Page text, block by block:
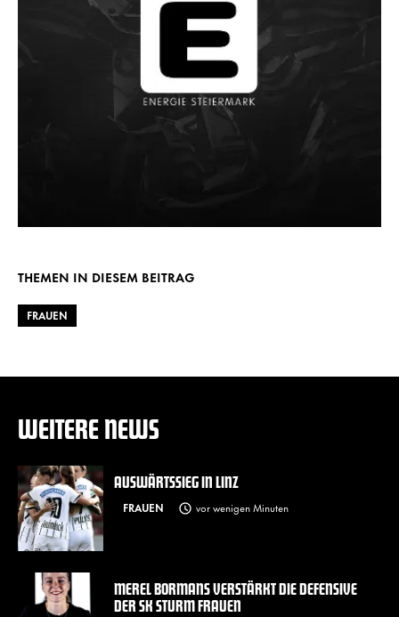
THEMEN IN DIESEM BEITRAG
FRAUEN
WEITERE NEWS
AUSWÄRTSSIEG IN LINZ
FRAUEN vor wenigen Minuten
MEREL BORMANS VERSTÄRKT DIE DEFENSIVE
DER SK STURM FRAUEN